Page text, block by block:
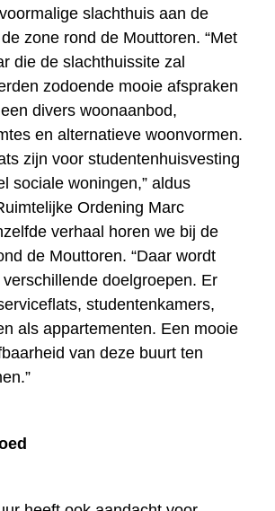
slachthuis aan de
zone rond de Mouttoren. “Met
die de slachthuissite zal
zodoende mooie afspraken
divers woonaanbod,
en alternatieve woonvormen.
zijn voor studentenhuisvesting
sociale woningen,” aldus
Ordening Marc
verhaal horen we bij de
de Mouttoren. “Daar wordt
doelgroepen. Er
studentenkamers,
als appartementen. Een mooie
van deze buurt ten